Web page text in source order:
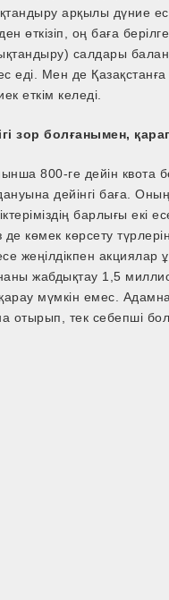
арқылы дүние
өткізіп, оң баға
салдары
Мен де Қазақстанға
еткім келеді.
зор болғанымен,
800-ге дейін квота
дейінгі баға.
барлығы екі
көмек көрсету
жеңілдікпен акциялар
жабдықтау 1,5
мүмкін емес.
отырып, тек себепші